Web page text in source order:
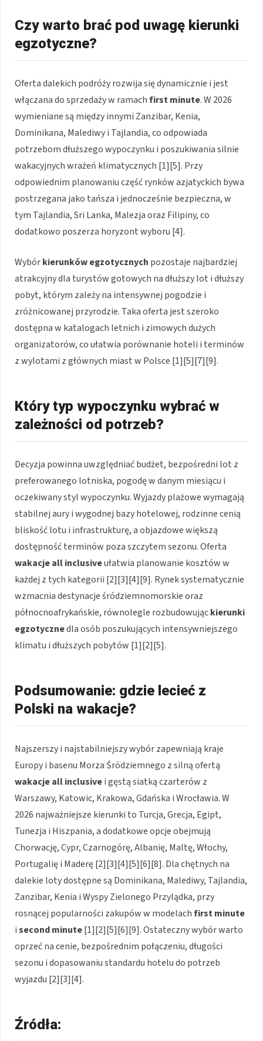
Czy warto brać pod uwagę kierunki
egzotyczne?
Oferta dalekich podróży rozwija się dynamicznie i jest
włączana do sprzedaży w ramachfirst minute. W 2026
wymieniane są między innymi Zanzibar, Kenia,
Dominikana, Malediwy i Tajlandia, co odpowiada
potrzebom dłuższego wypoczynku i poszukiwania silnie
wakacyjnych wrażeń klimatycznych [1][5]. Przy
odpowiednim planowaniu część rynków azjatyckich bywa
postrzegana jako tańsza i jednocześnie bezpieczna, w
tym Tajlandia, Sri Lanka, Malezja oraz Filipiny, co
dodatkowo poszerza horyzont wyboru [4].
Wybórkierunków egzotycznych pozostaje najbardziej
atrakcyjny dla turystów gotowych na dłuższy lot i dłuższy
pobyt, którym zależy na intensywnej pogodzie i
zróżnicowanej przyrodzie. Taka oferta jest szeroko
dostępna w katalogach letnich i zimowych dużych
organizatorów, co ułatwia porównanie hoteli i terminów
z wylotami z głównych miast w Polsce [1][5][7][9].
Który typ wypoczynku wybrać w
zależności od potrzeb?
Decyzja powinna uwzględniać budżet, bezpośredni lot z
preferowanego lotniska, pogodę w danym miesiącu i
oczekiwany styl wypoczynku. Wyjazdy plażowe wymagają
stabilnej aury i wygodnej bazy hotelowej, rodzinne cenią
bliskość lotu i infrastrukturę, a objazdowe większą
dostępność terminów poza szczytem sezonu. Oferta
wakacje all inclusiveułatwia planowanie kosztów w
każdej z tych kategorii [2][3][4][9]. Rynek systematycznie
wzmacnia destynacje śródziemnomorskie oraz
północnoafrykańskie, równolegle rozbudowująckierunki
egzotycznedla osób poszukujących intensywniejszego
klimatu i dłuższych pobytów [1][2][5].
Podsumowanie: gdzie lecieć z
Polski na wakacje?
Najszerszy i najstabilniejszy wybór zapewniają kraje
Europy i basenu Morza Śródziemnego z silną ofertą
wakacje all inclusivei gęstą siatką czarterów z
Warszawy, Katowic, Krakowa, Gdańska i Wrocławia. W
2026 najważniejsze kierunki to Turcja, Grecja, Egipt,
Tunezja i Hiszpania, a dodatkowe opcje obejmują
Chorwację, Cypr, Czarnogórę, Albanię, Maltę, Włochy,
Portugalię i Maderę [2][3][4][5][6][8]. Dla chętnych na
dalekie loty dostępne są Dominikana, Malediwy, Tajlandia,
Zanzibar, Kenia i Wyspy Zielonego Przylądka, przy
rosnącej popularności zakupów w modelachfirst minute
isecond minute[1][2][5][6][9]. Ostateczny wybór warto
oprzeć na cenie, bezpośrednim połączeniu, długości
sezonu i dopasowaniu standardu hotelu do potrzeb
wyjazdu [2][3][4].
Źródła: